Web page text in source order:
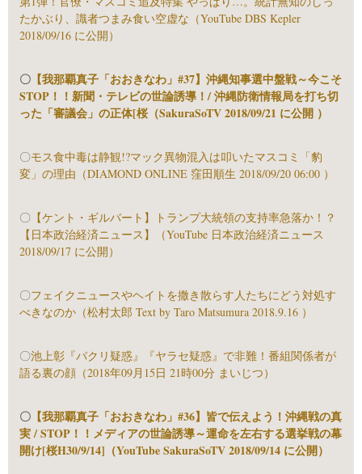
たかぶり、識者つまみ食い空虚な（YouTube DBS Kepler
2018/09/16 に公開）
〇 【我那覇真子「おおきなわ」#37】沖縄知事選中盤戦～今こそ
STOP！！新聞・テレビの世論誘導！/ 沖縄防衛情報局を打ち切
った「審議会」の正体[桜（SakuraSoTV 2018/09/21 に公開 ）
〇モス食中毒は静観!?マック異物混入は叩いたマスコミ「豹
変」の理由（DIAMOND ONLINE 窪田順生 2018/09/20 06:00 ）
〇 【ケント・ギルバート】トランプ大統領の支持率急落か！？
【日本政治経済ニュース】（YouTube 日本政治経済ニュース
2018/09/17 に公開）
〇フェイクニュースやヘイトを撒き散らす人たちにどう対処す
べきなのか（松村太郎 Text by Taro Matsumura 2018.9.16 ）
〇池上彰『パクリ疑惑』『ヤラセ疑惑』で非難！番組関係者が
語る裏の顔（2018年09月15日 21時00分 まいじつ）
〇 【我那覇真子「おおきなわ」#36】皆で伝えよう！沖縄戦の真
実 / STOP！！メディアの世論誘導～運命を左右する選挙戦の幕
開け[桜H30/9/14]（YouTube SakuraSoTV 2018/09/14 に公開）